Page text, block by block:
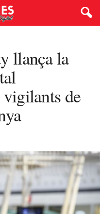
llança la
vigilants de